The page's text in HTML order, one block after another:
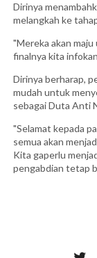
Dirinya
melangkah ke
"Mereka akan
finalnya kita
Dirinya berharap,
mudah untuk
sebagai Duta Anti
"Selamat kepada
semua akan
Kita gaperlu
pengabdian tetap